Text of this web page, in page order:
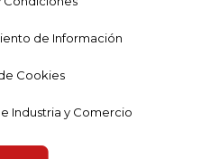
de Información
Cookies
Industria y Comercio